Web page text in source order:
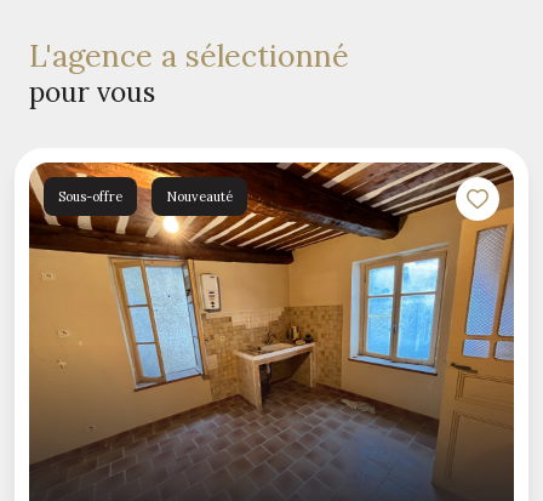
l'agence a sélectionné
pour vous
Sous-offre Nouveauté